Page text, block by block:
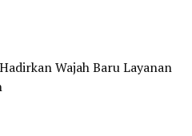
Wajah Baru Layanan